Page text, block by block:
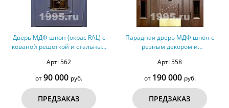
Дверь МДФ шпон (окрас RAL) с
кованой решеткой и стальным
Арт: 562
от90 000 руб.
ПРЕДЗАКАЗ
Парадная дверь МДФ шпон с
резным декором и
терморазрыв №162
Арт: 558
от 190 000 руб.
ПРЕДЗАКАЗ